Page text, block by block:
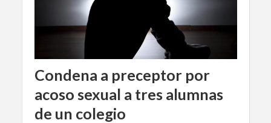
Condena a preceptor por
acoso sexual a tres alumnas
de un colegio